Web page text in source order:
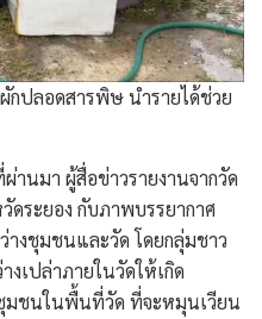
กปลอดสารพิษ นำรายได้ช่วย
านมา ​ผู้สื่อข่าวรายงานจากวัด
ดระยอง กับภาพบรรยากาศ
งชุมชนและวัด โดยกลุ่มชาว
เปล่าภายในวัดให้เกิด
มชนในพื้นที่วัด ที่จะหมุนเวียน